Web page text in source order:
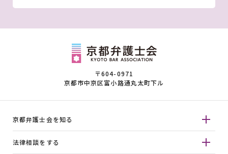
〒604-0971
京都市中京区富小路通丸太町下ル
京都弁護士会を知る
法律相談をする